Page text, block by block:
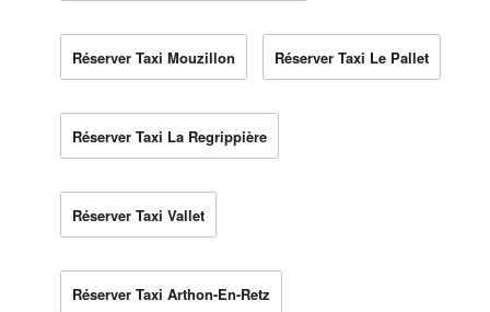
Réserver Taxi Mouzillon Réserver Taxi Le Pallet
Réserver Taxi La Regrippière
Réserver Taxi Vallet
Réserver Taxi Arthon-En-Retz